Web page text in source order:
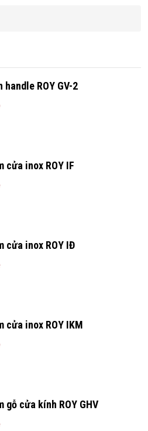
handle ROY GV-2
cửa inox ROY IF
cửa inox ROY IĐ
cửa inox ROY IKM
gỗ cửa kính ROY GHV